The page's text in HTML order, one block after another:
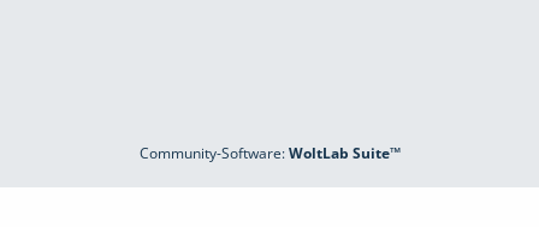
Community-Software:WoltLab Suite™